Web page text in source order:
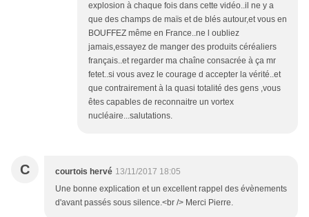
explosion à chaque fois dans cette vidéo..il ne y a
que des champs de maïs et de blés autour,et vous en
BOUFFEZ même en France..ne l oubliez
jamais,essayez de manger des produits céréaliers
français..et regarder ma chaîne consacrée à ça mr
fetet..si vous avez le courage d accepter la vérité..et
que contrairement à la quasi totalité des gens ,vous
êtes capables de reconnaitre un vortex
nucléaire...salutations.
C courtois hervé 13/11/2017 18:05
Une bonne explication et un excellent rappel des évènements
d'avant passés sous silence.<br /> Merci Pierre.